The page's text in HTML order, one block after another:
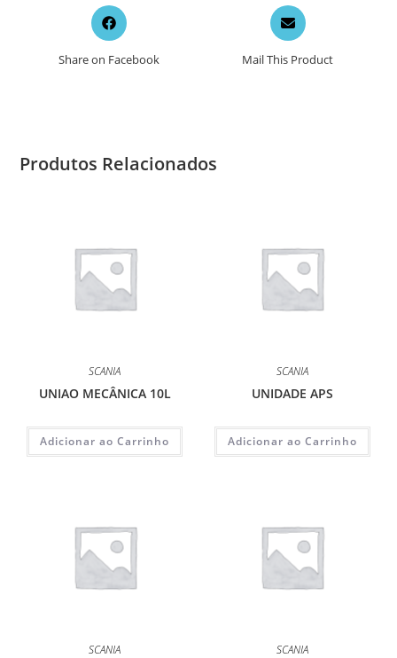
Opens
in
new
Share on Facebook
Opens
in
a
new
Mail This Product
Produtos Relacionados
SCANIA
UNIAO MECÂNICA 10L
Adicionar ao Carrinho
SCANIA
UNIDADE APS
Adicionar ao Carrinho
SCANIA SCANIA